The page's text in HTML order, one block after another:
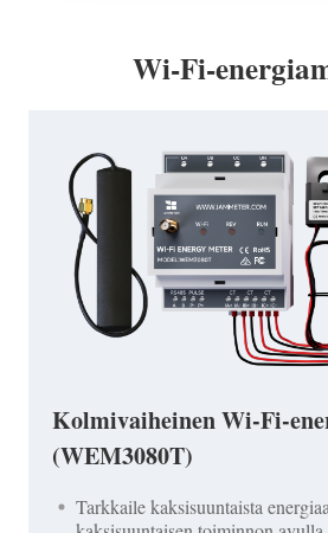
Wi-Fi-
Kolmivaiheinen Wi-Fi-
(WEM3080T)
Tarkkaile kaksisuuntaista